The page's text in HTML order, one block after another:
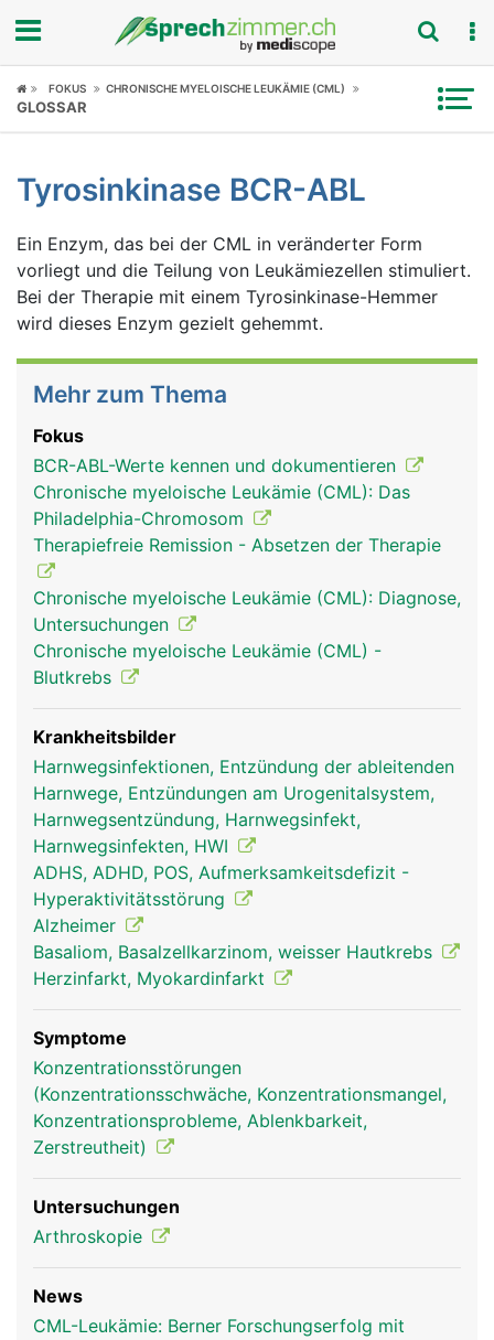
Fokus
Symptome
Untersuchungen
News
Ratgeber
Rubriken
FOKUS CHRONISCHE MYELOISCHE LEUKÄMIE (CML)
GLOSSAR
Tyrosinkinase BCR-ABL
Ein Enzym, das bei der CML in veränderter Form
vorliegt und die Teilung von Leukämiezellen stimuliert.
Bei der Therapie mit einem Tyrosinkinase-Hemmer
wird dieses Enzym gezielt gehemmt.
Mehr zum Thema
Fokus
BCR-ABL-Werte kennen und dokumentieren
Chronische myeloische Leukämie (CML): Das
Philadelphia-Chromosom
Therapiefreie Remission - Absetzen der Therapie
Chronische myeloische Leukämie (CML): Diagnose,
Untersuchungen
Chronische myeloische Leukämie (CML) -
Blutkrebs
Krankheitsbilder
Harnwegsinfektionen, Entzündung der ableitenden
Harnwege, Entzündungen am Urogenitalsystem,
Harnwegsentzündung, Harnwegsinfekt,
Harnwegsinfekten, HWI
ADHS, ADHD, POS, Aufmerksamkeitsdefizit -
Hyperaktivitätsstörung
Alzheimer
Basaliom, Basalzellkarzinom, weisser Hautkrebs
Herzinfarkt, Myokardinfarkt
Symptome
Konzentrationsstörungen
(Konzentrationsschwäche, Konzentrationsmangel,
Konzentrationsprobleme, Ablenkbarkeit,
Zerstreutheit)
Untersuchungen
Arthroskopie
News
CML-Leukämie: Berner Forschungserfolg mit